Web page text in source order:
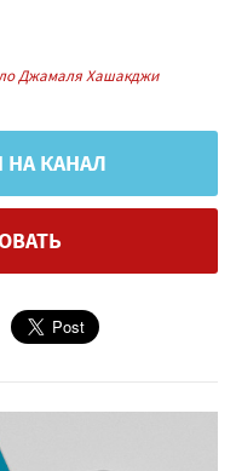
Джамаля Хашакджи
НА КАНАЛ